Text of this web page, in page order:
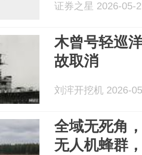
证券之星 2026-05-
木曾号轻巡
故取消
刘浶开挖机 2026-
全域无死角
无人机蜂群